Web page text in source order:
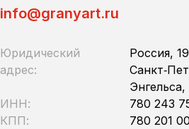
info@granyart.ru
Юридический
адрес:
Россия,
ИНН:
780 243
КПП:
780 201